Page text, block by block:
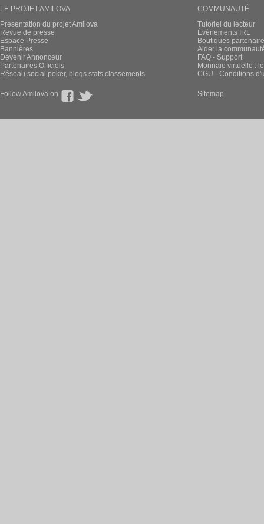
LE PROJET AMILOVA
Présentation du projet Amilova
Revue de presse
Espace Presse
Bannières
Devenir Annonceur
Partenaires Officiels
Réseau social poker, blogs stats classements
COMMUNAUTÉ
Tutoriel du lecteur
Évènements IRL
Boutiques
Aider la
FAQ - Support
Monnaie virtuelle :
CGU - Conditions
Follow Amilova on Sitemap